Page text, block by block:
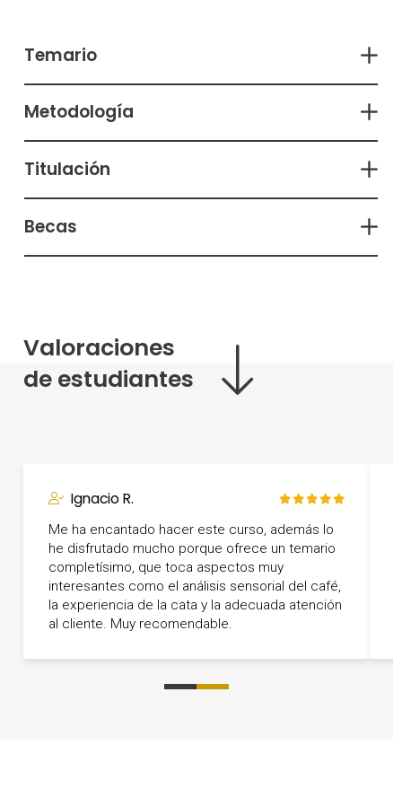
Temario
Metodología
Titulación
Becas
Valoraciones
de estudiantes
Ignacio R.
Me ha encantado hacer este curso, además lo
he disfrutado mucho porque ofrece un temario
completísimo, que toca aspectos muy
interesantes como el análisis sensorial del café,
la experiencia de la cata y la adecuada atención
al cliente. Muy recomendable.
0 1 2 3